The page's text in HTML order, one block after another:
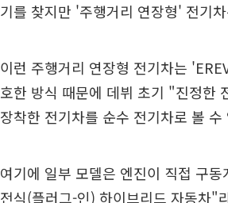
기를 찾지만 '주행거리 연장형' 전기
이런 주행거리 연장형 전기차는
호한 방식 때문에 데뷔 초기 "진정한
장착한 전기차를 순수 전기차로 볼
여기에 일부 모델은 엔진이 직접 구
전식(플러그-인) 하이브리드 자동차"